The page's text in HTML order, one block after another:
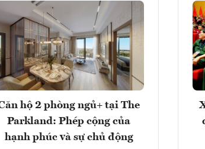
hộ 2 phòng ngủ+ tại The
Parkland: Phép cộng của
hạnh phúc và sự chủ động